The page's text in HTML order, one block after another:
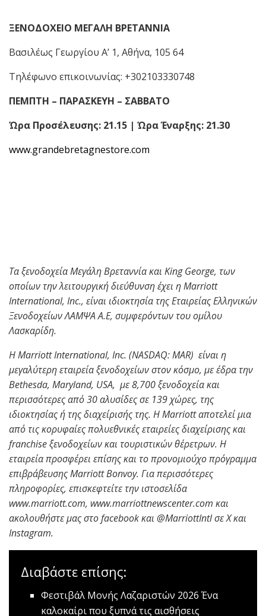
ΞΕΝΟΔΟΧΕΙΟ ΜΕΓΑΛΗ ΒΡΕΤΑΝΝΙΑ
Βασιλέως Γεωργίου Α’ 1, Αθήνα, 105 64
Τηλέφωνο επικοινωνίας: +302103330748
ΠΕΜΠΤΗ – ΠΑΡΑΣΚΕΥΗ – ΣΑΒΒΑΤΟ
Ώρα Προσέλευσης: 21.15 | Ώρα Έναρξης: 21.30
www.grandebretagnestore.com
Τα ξενοδοχεία Μεγάλη Βρεταννία και King George, των
οποίων την λειτουργική διεύθυνση έχει η Marriott
International, Inc., είναι ιδιοκτησία της Εταιρείας Ελληνικών
Ξενοδοχείων ΛΑΜΨΑ Α.Ε, συμφερόντων του ομίλου
Λασκαρίδη.
Η Marriott International, Inc. (NASDAQ: MAR) είναι η
μεγαλύτερη εταιρεία ξενοδοχείων στον κόσμο, με έδρα την
Bethesda, Maryland, USA, με 8,700 ξενοδοχεία και
περισσότερες από 30 αλυσίδες σε 139 χώρες, της
ιδιοκτησίας ή της διαχείρισής της. Η Marriott αποτελεί μια
από τις κορυφαίες πολυεθνικές εταιρείες διαχείρισης και
franchise ξενοδοχείων και τουριστικών θέρετρων. Η
εταιρεία προσφέρει επίσης και το προνομιούχο πρόγραμμα
επιβράβευσης Marriott Bonvoy. Για περισσότερες
πληροφορίες, επισκεφτείτε την ιστοσελίδα
www.marriott.com, www.marriottnewscenter.com και
ακολουθήστε μας στο facebook και @MarriottIntl σε X και
Instagram.
Διαβάστε επίσης:
Φεστιβάλ Μονής Λαζαριστών 2026 Ένα
καλοκαίρι που ξυπνά τις αισθήσεις